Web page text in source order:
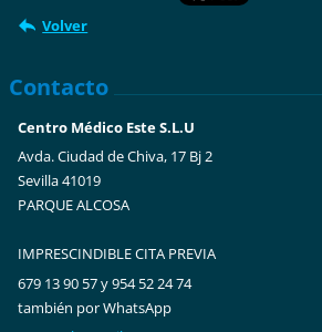
Volver
Contacto
Centro Médico Este S.L.U
Avda. Ciudad de Chiva, 17 Bj 2
Sevilla 41019
PARQUE ALCOSA
IMPRESCINDIBLE CITA PREVIA
679 13 90 57 y 954 52 24 74
también por WhatsApp